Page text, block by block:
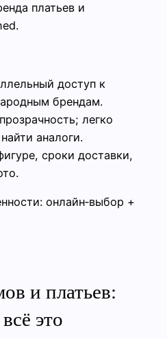
платьев и
доступ к
брендам.
легко
аналоги.
сроки доставки,
онлайн‑выбор +
и платьев:
это